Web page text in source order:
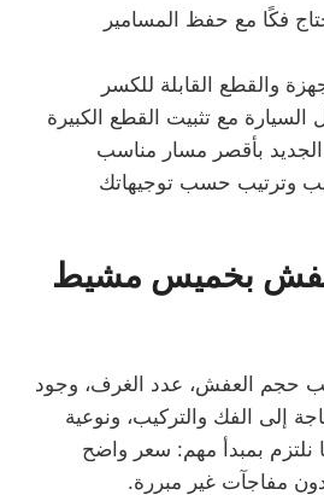
فكًا مع حفظ المسامير
والقطع القابلة للكسر
مع تثبيت القطع الكبيرة
الجديد بأقصر مسار مناسب
وترتيب حسب توجيهاتك
بخميس مشيط
حجم العفش، عدد الغرف، وجود
إلى الفك والتركيب، ونوعية
نلتزم بمبدأ مهم: سعر واضح
مفاجآت غير مبررة.